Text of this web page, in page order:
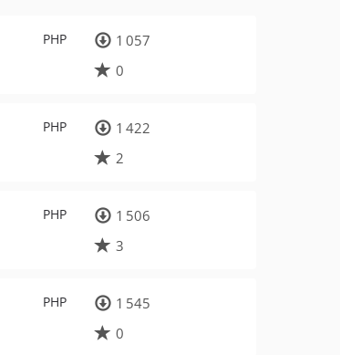
PHP
1 057
0
PHP
1 422
2
PHP
1 506
3
PHP
1 545
0